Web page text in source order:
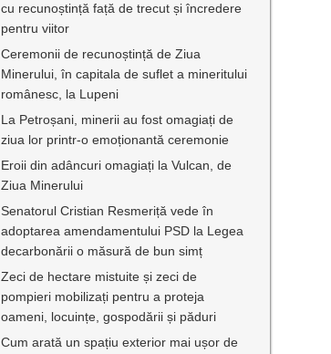
cu recunoștință față de trecut și încredere
pentru viitor
Ceremonii de recunoștință de Ziua
Minerului, în capitala de suflet a mineritului
românesc, la Lupeni
La Petroșani, minerii au fost omagiați de
ziua lor printr-o emoționantă ceremonie
Eroii din adâncuri omagiați la Vulcan, de
Ziua Minerului
Senatorul Cristian Resmeriță vede în
adoptarea amendamentului PSD la Legea
decarbonării o măsură de bun simț
Zeci de hectare mistuite și zeci de
pompieri mobilizați pentru a proteja
oameni, locuințe, gospodării și păduri
Cum arată un spațiu exterior mai ușor de